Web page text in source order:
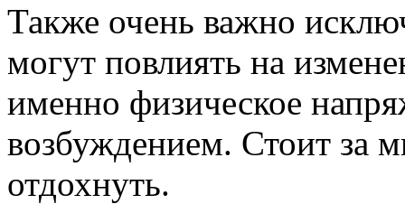
Также очень важно
могут повлиять на
именно физическое
возбуждением. Стоит за
отдохнуть.